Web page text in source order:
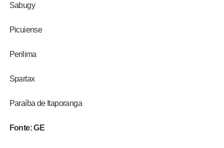
Sabugy
Picuiense
Perilima
Spartax
Paraíba de Itaporanga
Fonte: GE